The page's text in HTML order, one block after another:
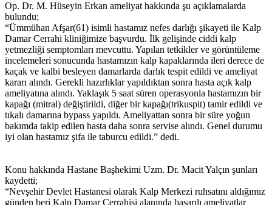
Op. Dr. M. Hüseyin Erkan ameliyat hakkında şu açıklamalarda
bulundu;
“Ümmühan Afşar(61) isimli hastamız nefes darlığı şikayeti ile Kalp
Damar Cerrahi kliniğimize başvurdu. İlk gelişinde ciddi kalp
yetmezliği semptomları mevcuttu. Yapılan tetkikler ve görüntüleme
incelemeleri sonucunda hastamızın kalp kapaklarında ileri derece de
kaçak ve kalbi besleyen damarlarda darlık tespit edildi ve ameliyat
kararı alındı. Gerekli hazırlıklar yapıldıktan sonra hasta açık kalp
ameliyatına alındı. Yaklaşık 5 saat süren operasyonla hastamızın bir
kapağı (mitral) değiştirildi, diğer bir kapağı(trikuspit) tamir edildi ve
tıkalı damarına bypass yapıldı. Ameliyattan sonra bir süre yoğun
bakımda takip edilen hasta daha sonra servise alındı. Genel durumu
iyi olan hastamız şifa ile taburcu edildi.” dedi.
Konu hakkında Hastane Başhekimi Uzm. Dr. Macit Yalçın şunları
kaydetti;
“Nevşehir Devlet Hastanesi olarak Kalp Merkezi ruhsatını aldığımız
günden beri Kalp Damar Cerrahisi alanında başarılı ameliyatlar